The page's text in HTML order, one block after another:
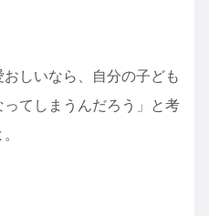
おしいなら、自分の子ども
てしまうんだろう」と考